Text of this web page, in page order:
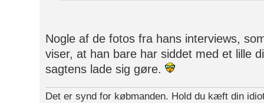
Nogle af de fotos fra hans interviews,
viser, at han bare har siddet med et lille
sagtens lade sig gøre.
Det er synd for købmanden. Hold du kæft din